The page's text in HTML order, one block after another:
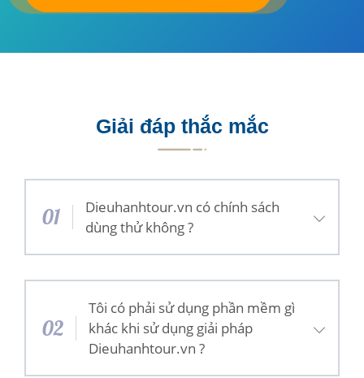
Giải đáp thắc mắc
01
Dieuhanhtour.vn có chính sách
dùng thử không ?
02
Tôi có phải sử dụng phần mềm gì
khác khi sử dụng giải pháp
Dieuhanhtour.vn ?